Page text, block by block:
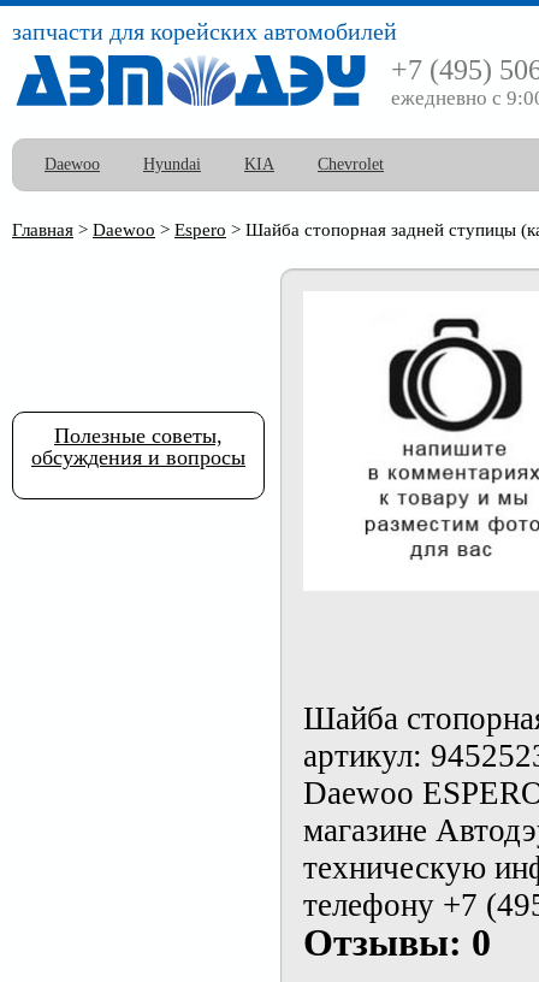
запчасти для корейских автомобилей
+7 (495)
ежедневно с
Daewoo Hyundai KIA Chevrolet
Главная > Daewoo > Espero > Шайба стопорная задней ступицы
Шайба
артикул:
Daewoo
магазине
техническую
телефону +7
Отзывы: 0
Полезные советы,
обсуждения и вопросы